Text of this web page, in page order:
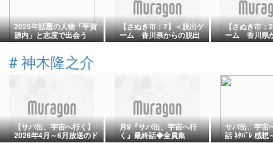
2025年話題の人物「平賀
源内」と志度で出会う
【さぬき市：7】＜脱出ゲ
ーム 香川県からの脱出
＞
【さぬき市：
ーム 香川県
＞
# 神木隆之介
【サバ缶、宇宙へ行く】
2026年4月～6月放送のド
月9『サバ缶、宇宙へ行
く』最終話◆全員集
サバ缶、宇宙
話 ﾈﾀﾊﾞﾚ 感想